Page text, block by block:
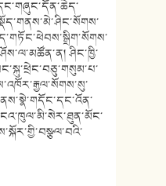
ཤིང་ཁྱི་